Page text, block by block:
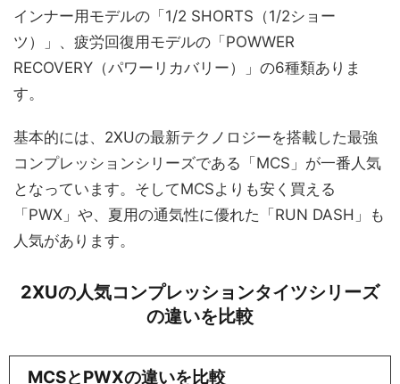
インナー用モデルの「1/2 SHORTS（1/2ショー
ツ）」、疲労回復用モデルの「POWWER
RECOVERY（パワーリカバリー）」の6種類ありま
す。
基本的には、2XUの最新テクノロジーを搭載した最強
コンプレッションシリーズである「MCS」が一番人気
となっています。そしてMCSよりも安く買える
「PWX」や、夏用の通気性に優れた「RUN DASH」も
人気があります。
2XUの人気コンプレッションタイツシリーズ
の違いを比較
MCSとPWXの違いを比較